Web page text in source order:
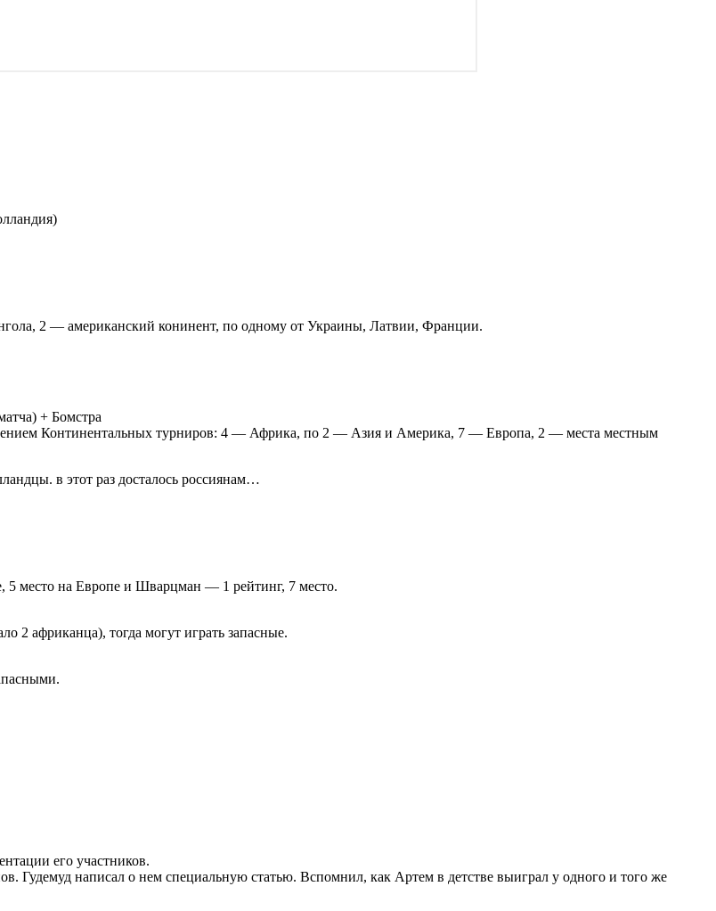
2 — американский конинент, по одному от Украины, Латвии, Франции.
+ Бомстра
Континентальных турниров: 4 — Африка, по 2 — Азия и Америка, 7 — Европа, 2 — места местным
в этот раз досталось россиянам…
5 место на Европе и Шварцман — 1 рейтинг, 7 место.
2 африканца), тогда могут играть запасные.
его участников.
написал о нем специальную статью. Вспомнил, как Артем в детстве выиграл у одного и того же